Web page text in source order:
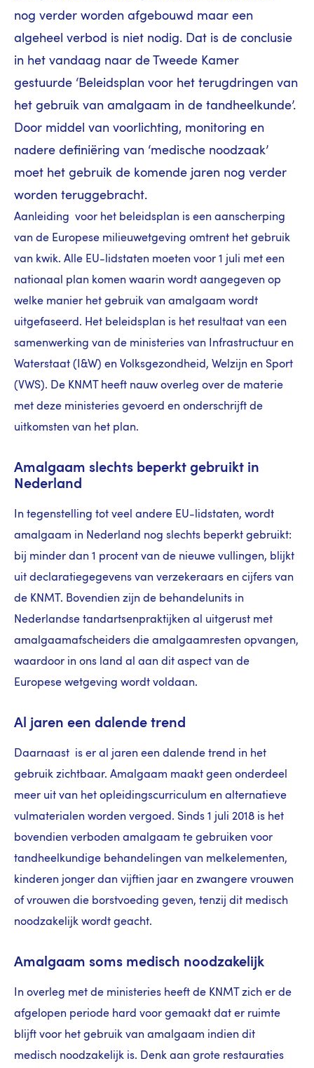
nog verder worden afgebouwd maar een
algeheel verbod is niet nodig. Dat is de conclusie
in het vandaag naar de Tweede Kamer
gestuurde ‘Beleidsplan voor het terugdringen van
het gebruik van amalgaam in de tandheelkunde’.
Door middel van voorlichting, monitoring en
nadere definiëring van ‘medische noodzaak’
moet het gebruik de komende jaren nog verder
worden teruggebracht.
Aanleiding voor het beleidsplan is een aanscherping
van de Europese milieuwetgeving omtrent het gebruik
van kwik. Alle EU-lidstaten moeten voor 1 juli met een
nationaal plan komen waarin wordt aangegeven op
welke manier het gebruik van amalgaam wordt
uitgefaseerd. Het beleidsplan is het resultaat van een
samenwerking van de ministeries van Infrastructuur en
Waterstaat (I&W) en Volksgezondheid, Welzijn en Sport
(VWS). De KNMT heeft nauw overleg over de materie
met deze ministeries gevoerd en onderschrijft de
uitkomsten van het plan.
Amalgaam slechts beperkt gebruikt in
Nederland
In tegenstelling tot veel andere EU-lidstaten, wordt
amalgaam in Nederland nog slechts beperkt gebruikt:
bij minder dan 1 procent van de nieuwe vullingen, blijkt
uit declaratiegegevens van verzekeraars en cijfers van
de KNMT. Bovendien zijn de behandelunits in
Nederlandse tandartsenpraktijken al uitgerust met
amalgaamafscheiders die amalgaamresten opvangen,
waardoor in ons land al aan dit aspect van de
Europese wetgeving wordt voldaan.
Al jaren een dalende trend
Daarnaast is er al jaren een dalende trend in het
gebruik zichtbaar. Amalgaam maakt geen onderdeel
meer uit van het opleidingscurriculum en alternatieve
vulmaterialen worden vergoed. Sinds 1 juli 2018 is het
bovendien verboden amalgaam te gebruiken voor
tandheelkundige behandelingen van melkelementen,
kinderen jonger dan vijftien jaar en zwangere vrouwen
of vrouwen die borstvoeding geven, tenzij dit medisch
noodzakelijk wordt geacht.
Amalgaam soms medisch noodzakelijk
In overleg met de ministeries heeft de KNMT zich er de
afgelopen periode hard voor gemaakt dat er ruimte
blijft voor het gebruik van amalgaam indien dit
medisch noodzakelijk is. Denk aan grote restauraties